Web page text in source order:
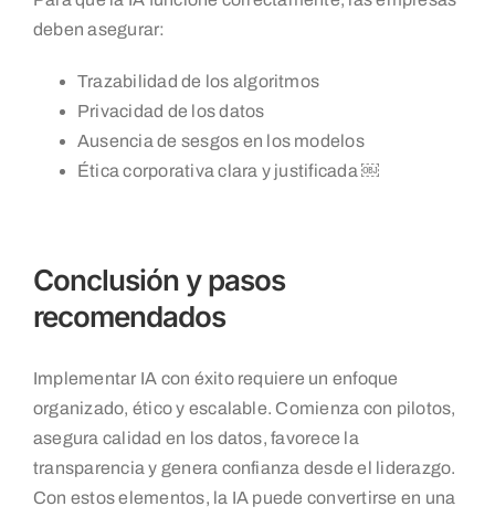
deben asegurar:
Trazabilidad de los algoritmos
Privacidad de los datos
Ausencia de sesgos en los modelos
Ética corporativa clara y justificada ￼
Conclusión y pasos
recomendados
Implementar IA con éxito requiere un enfoque
organizado, ético y escalable. Comienza con pilotos,
asegura calidad en los datos, favorece la
transparencia y genera confianza desde el liderazgo.
Con estos elementos, la IA puede convertirse en una